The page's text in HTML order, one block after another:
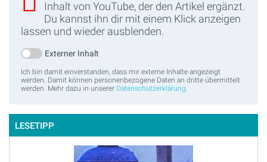
Inhalt von YouTube, der den Artikel ergänzt.
Du kannst ihn dir mit einem Klick anzeigen
lassen und wieder ausblenden.
Externer Inhalt
Ich bin damit einverstanden, dass mir externe Inhalte angezeigt
werden. Damit können personenbezogene Daten an dritte übermittelt
werden. Mehr dazu in unserer Datenschutzerklärung
LESETIPP